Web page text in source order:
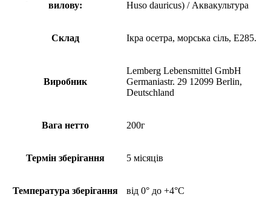
вилову:
Huso dauricus) / Аквакультура
Склад Ікра осетра, морська сіль, Е285.
Виробник
Lemberg Lebensmittel GmbH
Germaniastr. 29 12099 Berlin,
Deutschland
Вага нетто 200г
Термін зберігання 5 місяців
Температура зберігання від 0° до +4°С